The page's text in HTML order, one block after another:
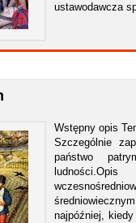
ustawodawcza
Wstępny opis
Szczególnie
państwo
najpóźniej,